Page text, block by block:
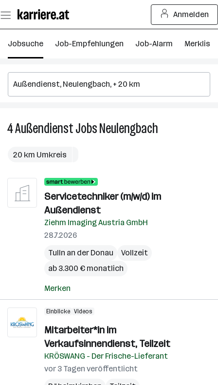
Seiteninhalt
springen
Anmelden
Jobsuche Job-Empfehlungen Job-Alarm Merkliste
4AußendienstJobsNeulengbach
20 km Umkreis
Servicetechniker (m/w/d) im
Außendienst
Ziehm Imaging Austria GmbH
28.7.2026
Tulln an der Donau
Vollzeit
ab 3.300 € monatlich
Merken
Einblicke Videos
Mitarbeiter*in im
Verkaufsinnendienst, Teilzeit
KRÖSWANG - Der Frische-Lieferant
vor 3 Tagen veröffentlicht